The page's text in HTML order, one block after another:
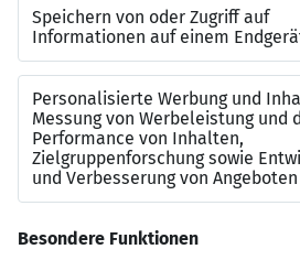
Kontakt
Markus Halbrucker
Referenznummer
JN-052026-7018017
Beraterkontakt